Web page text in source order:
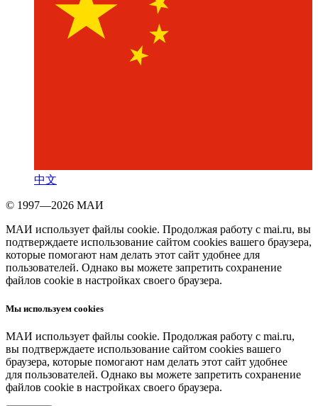
中文
© 1997—2026 МАИ
МАИ использует файлы cookie. Продолжая работу с mai.ru, вы
подтверждаете использование сайтом cookies вашего браузера,
которые помогают нам делать этот сайт удобнее для
пользователей. Однако вы можете запретить сохранение
файлов cookie в настройках своего браузера.
Мы используем cookies
МАИ использует файлы cookie. Продолжая работу с mai.ru,
вы подтверждаете использование сайтом cookies вашего
браузера, которые помогают нам делать этот сайт удобнее
для пользователей. Однако вы можете запретить сохранение
файлов cookie в настройках своего браузера.